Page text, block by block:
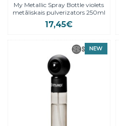
My Metallic Spray Bottle violets
metāliskais pulverizators 250ml
17,45€
NEW